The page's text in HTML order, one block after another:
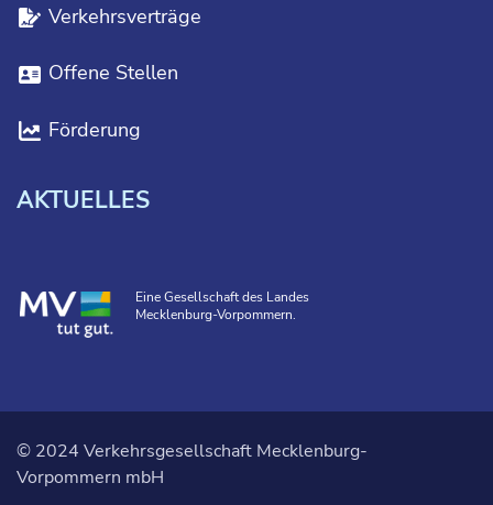
Eine Gesellschaft des Landes
Mecklenburg-Vorpommern.
Verkehrsverträge
Offene Stellen
Förderung
AKTUELLES
© 2024 Verkehrsgesellschaft Mecklenburg-
Vorpommern mbH